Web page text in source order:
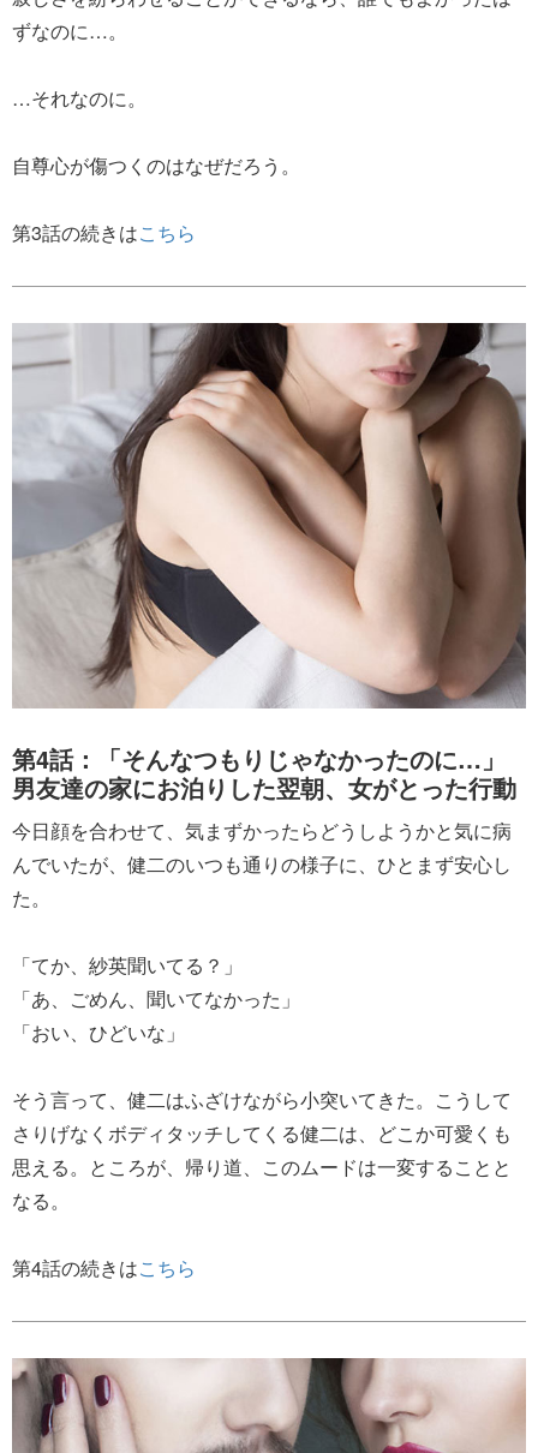
ずなのに…。
…それなのに。
自尊心が傷つくのはなぜだろう。
第3話の続きはこちら
第4話：「そんなつもりじゃなかったのに…」
男友達の家にお泊りした翌朝、女がとった行動
今日顔を合わせて、気まずかったらどうしようかと気に病
んでいたが、健二のいつも通りの様子に、ひとまず安心し
た。
「てか、紗英聞いてる？」
「あ、ごめん、聞いてなかった」
「おい、ひどいな」
そう言って、健二はふざけながら小突いてきた。こうして
さりげなくボディタッチしてくる健二は、どこか可愛くも
思える。ところが、帰り道、このムードは一変することと
なる。
第4話の続きはこちら